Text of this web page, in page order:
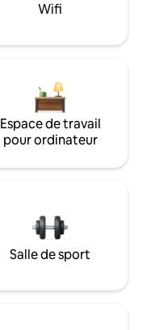
Wifi
Espace de travail
pour ordinateur
Salle de sport